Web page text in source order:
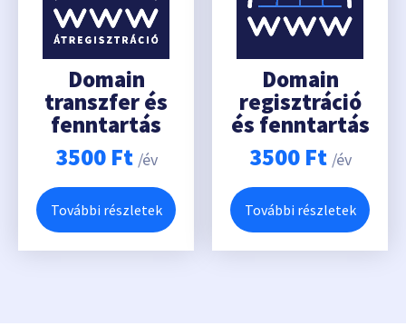
Domain
transzfer és
fenntartás
3500 Ft /év
További részletek
Domain
regisztráció
és fenntartás
3500 Ft /év
További részletek